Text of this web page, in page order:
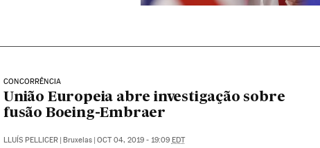
CONCORRÊNCIA
União Europeia abre investigação sobre
fusão Boeing-Embraer
LLUÍS PELLICER | Bruxelas | OCT 04, 2019 - 19:09 EDT